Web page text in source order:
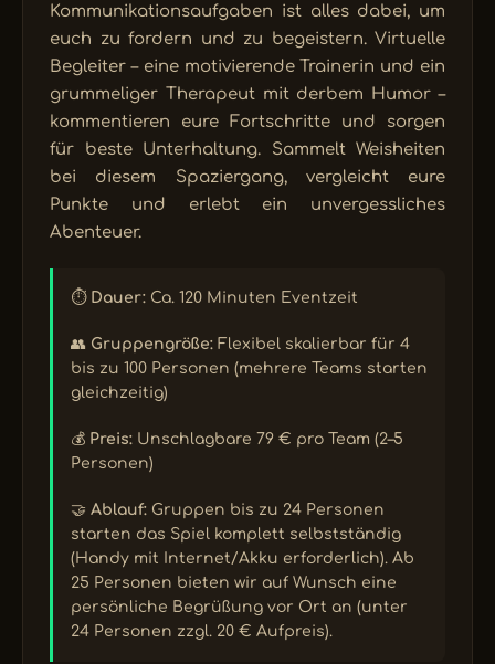
Kommunikationsaufgaben ist alles dabei, um
euch zu fordern und zu begeistern. Virtuelle
Begleiter – eine motivierende Trainerin und ein
grummeliger Therapeut mit derbem Humor –
kommentieren eure Fortschritte und sorgen
für beste Unterhaltung. Sammelt Weisheiten
bei diesem Spaziergang, vergleicht eure
Punkte und erlebt ein unvergessliches
Abenteuer.
⏱️ Dauer: Ca. 120 Minuten Eventzeit
👥 Gruppengröße: Flexibel skalierbar für 4
bis zu 100 Personen (mehrere Teams starten
gleichzeitig)
💰 Preis: Unschlagbare 79 € pro Team (2–5
Personen)
🤝 Ablauf: Gruppen bis zu 24 Personen
starten das Spiel komplett selbstständig
(Handy mit Internet/Akku erforderlich). Ab
25 Personen bieten wir auf Wunsch eine
persönliche Begrüßung vor Ort an (unter
24 Personen zzgl. 20 € Aufpreis).